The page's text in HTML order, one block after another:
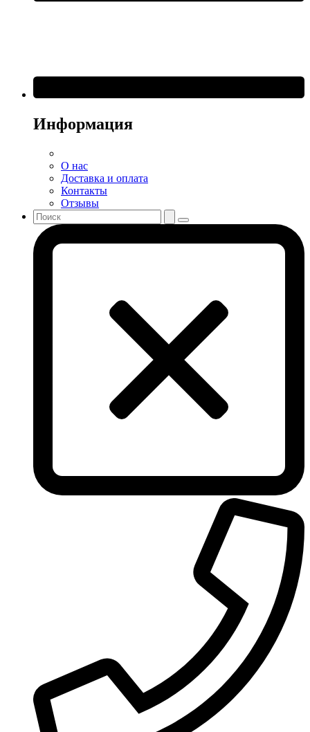
Информация
О нас
Доставка и оплата
Контакты
Отзывы